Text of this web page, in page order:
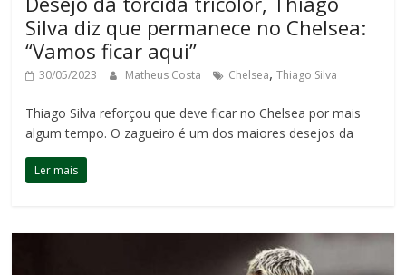
Silva diz que permanece no Chelsea:
“Vamos ficar aqui”
30/05/2023 Matheus Costa Chelsea,Thiago Silva
Thiago Silva reforçou que deve ficar no Chelsea por mais
algum tempo. O zagueiro é um dos maiores desejos da
Ler mais